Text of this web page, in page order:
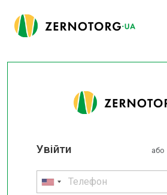
або
Увійти